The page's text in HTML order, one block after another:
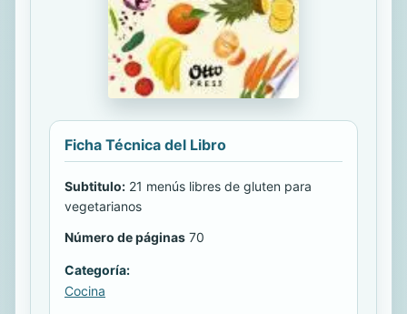
Ficha Técnica del Libro
Subtitulo: 21 menús libres de gluten para
vegetarianos
Número de páginas 70
Categoría:
Cocina